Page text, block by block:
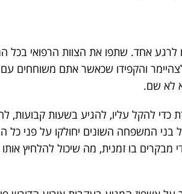
לרגע אחד. שתפו את הצוות הרפואי בכל
והקפידו שכאשר אתם משוחחים עם
לא שם.
להקל עליו, להגיע בשעות קבועות,
המשפחה השונים יחולקו על פני כל
מבקרים בו זמנית, מה שיכול להלחיץ אותו